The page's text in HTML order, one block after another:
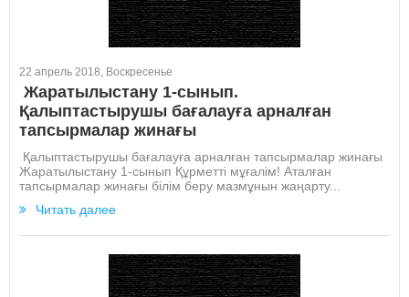
22 апрель 2018, Воскресенье
Жаратылыстану 1-сынып.
Қалыптастырушы бағалауға арналған
тапсырмалар жинағы
Қалыптастырушы бағалауға арналған тапсырмалар жинағы
Жаратылыстану 1-сынып Құрметті мұғалім! Аталған
тапсырмалар жинағы білім беру мазмұнын жаңарту...
Читать далее